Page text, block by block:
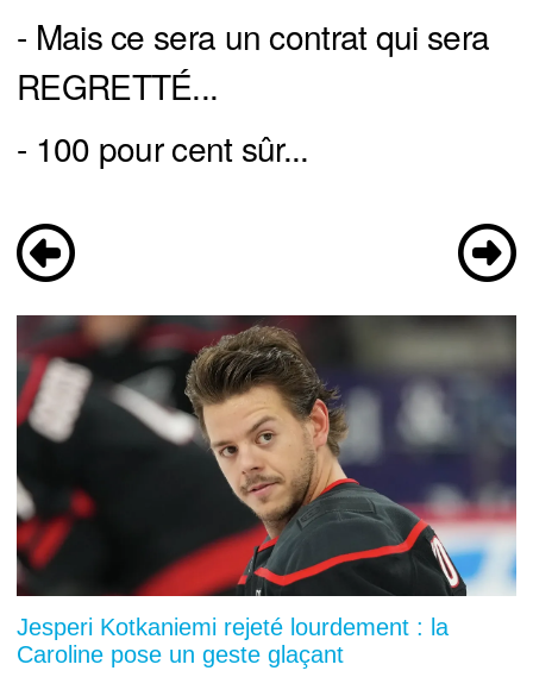
- Mais ce sera un contrat qui sera
REGRETTÉ...
- 100 pour cent sûr...
Jesperi Kotkaniemi rejeté lourdement : la
Caroline pose un geste glaçant